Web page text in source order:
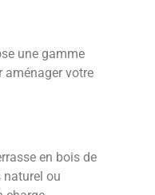
une gamme
aménager votre
en bois de
naturel ou